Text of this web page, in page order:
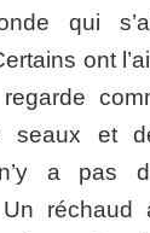
qui
ont
seaux et
a pas
Un